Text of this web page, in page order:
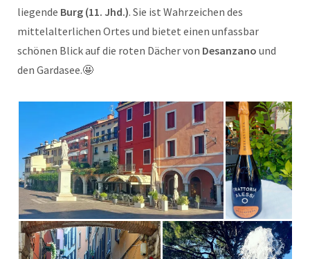
liegende Burg (11. Jhd.). Sie ist Wahrzeichen des
mittelalterlichen Ortes und bietet einen unfassbar
schönen Blick auf die roten Dächer von Desanzano und
den Gardasee.🤩